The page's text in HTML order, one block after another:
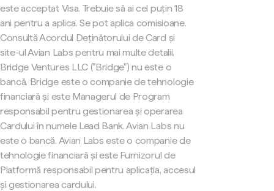
este acceptat Visa. Trebuie să ai cel puțin 18
ani pentru a aplica. Se pot aplica comisioane.
Consultă Acordul Deținătorului de Card și
site-ul Avian Labs pentru mai multe detalii.
Bridge Ventures LLC ("Bridge") nu este o
bancă. Bridge este o companie de tehnologie
financiară și este Managerul de Program
responsabil pentru gestionarea și operarea
Cardului în numele Lead Bank. Avian Labs nu
este o bancă. Avian Labs este o companie de
tehnologie financiară și este Furnizorul de
Platformă responsabil pentru aplicația, accesul
și gestionarea cardului.